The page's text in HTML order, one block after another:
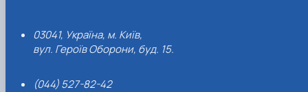
03041, Україна, м. Київ,
вул. Героїв Оборони, буд. 15.
(044) 527-82-42